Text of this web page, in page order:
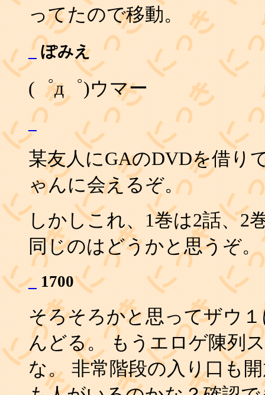
ってたので移動。
_ ぽみえ
(゜д゜)ウマー
_
某友人にGAのDVDを借り
ゃんに会えるぞ。
しかしこれ、1巻は2話、2
同じのはどうかと思うぞ。
_ 1700
そろそろかと思ってザウ
んどる。 もうエロゲ陳列
な。 非常階段の入り口も